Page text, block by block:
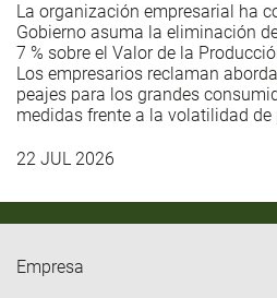
La organización empresarial ha
Gobierno asuma la eliminación
7 % sobre el Valor de la
Los empresarios reclaman
peajes para los grandes
medidas frente a la volatilidad de
22 JUL 2026
Empresa